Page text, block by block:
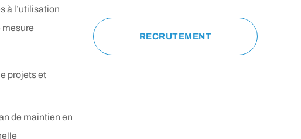
à l’utilisation
mesure
projets et
de maintien en
RECRUTEMENT